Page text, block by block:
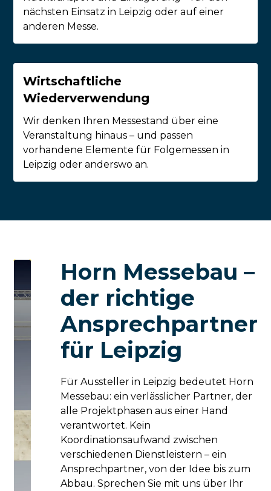
nächsten Einsatz in Leipzig oder auf einer
anderen Messe.
Wirtschaftliche
Wiederverwendung
Wir denken Ihren Messestand über eine
Veranstaltung hinaus – und passen
vorhandene Elemente für Folgemessen in
Leipzig oder anderswo an.
Horn Messebau –
der richtige
Ansprechpartner
für Leipzig
Für Aussteller in Leipzig bedeutet Horn
Messebau: ein verlässlicher Partner, der
alle Projektphasen aus einer Hand
verantwortet. Kein
Koordinationsaufwand zwischen
verschiedenen Dienstleistern – ein
Ansprechpartner, von der Idee bis zum
Abbau. Sprechen Sie mit uns über Ihr